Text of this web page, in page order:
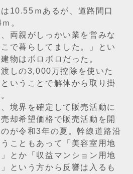
10.55ｍあるが、道路間口
。
、両親がしっかい業を営みな
で暮らしてました。」とい
物はボロボロだった。
渡しの3,000万控除を使いた
いうことで解体から取り掛
境界を確定して販売活動に
却希望価格で販売活動を開
が令和3年の夏。幹線道路沿
こともあって「美容室用地
とか「収益マンション用地
という方から反響は入るも